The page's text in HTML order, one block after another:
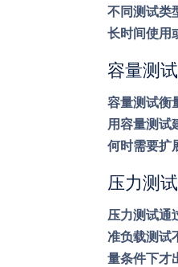
不同测试类
长时间使用
容量测试
容量测试衡
用容量测试
何时需要扩
压力测试
压力测试通
准负载测试
量条件下才